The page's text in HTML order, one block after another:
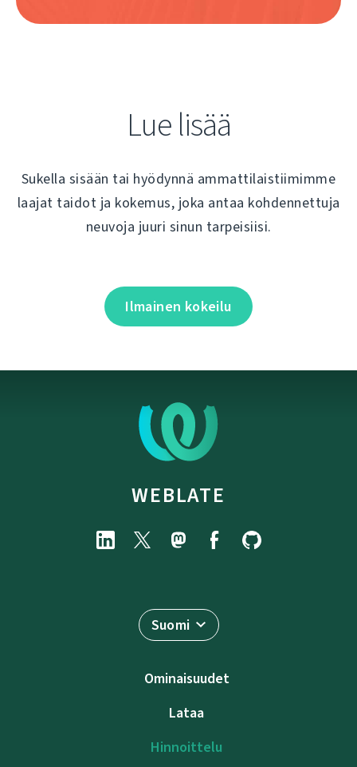
Lue lisää
Sukella sisään tai hyödynnä ammattilaistiimimme
laajat taidot ja kokemus, joka antaa kohdennettuja
neuvoja juuri sinun tarpeisiisi.
Ilmainen kokeilu
WEBLATE
Suomi
Ominaisuudet
Lataa
Hinnoittelu